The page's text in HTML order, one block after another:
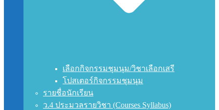
เลือกกิจกรรมชุมนุม/วิชาเลือกเสรี
โปสเตอร์กิจกรรมชุมนุม
รายชื่อนักเรียน
ว.4 ประมวลรายวิชา (Courses Syllabus)